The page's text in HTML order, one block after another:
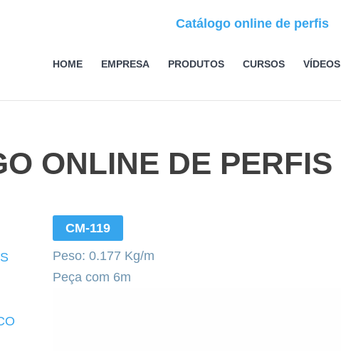
Catálogo online de perfis
HOME EMPRESA PRODUTOS CURSOS VÍDEOS
ONLINE DE PERFIS
CM-119
Peso: 0.177 Kg/m
Peça com 6m